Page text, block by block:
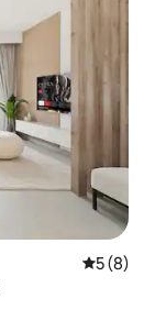
Μέση
5 (8)